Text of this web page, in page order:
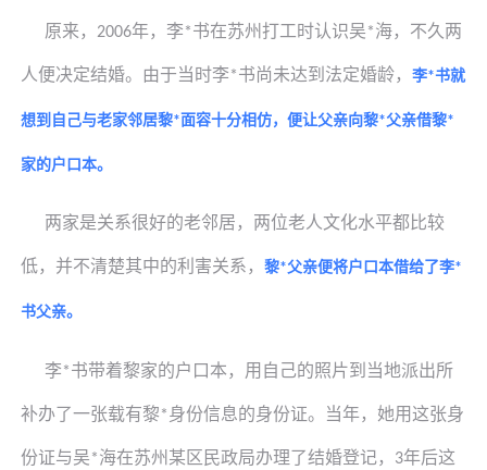
原来， 2006年，李*书在苏州打工时认识吴*海，不久两
人便决定结婚。由于当时李*书尚未达到法定婚龄，李*书就
想到自己与老家邻居黎*面容十分相仿，便让父亲向黎*父亲借黎*
家的户口本。
两家是关系很好的老邻居，两位老人文化水平都比较
低，并不清楚其中的利害关系，黎*父亲便将户口本借给了李*
书父亲。
李*书带着黎家的户口本，用自己的照片到当地派出所
补办了一张载有黎*身份信息的身份证。当年，她用这张身
份证与吴*海在苏州某区民政局办理了结婚登记， 3年后这